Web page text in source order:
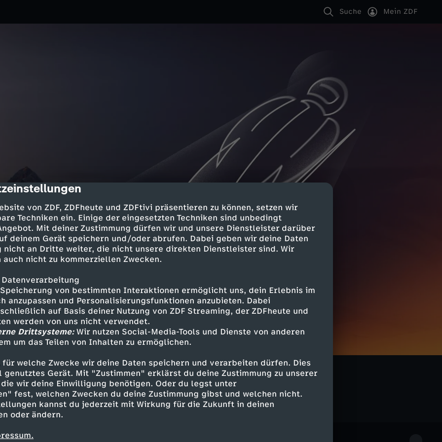
von ZDF, ZDFheute und ZDFtivi präsentieren zu können, setzen wir
Techniken ein. Einige der eingesetzten Techniken sind unbedingt
Mit deiner Zustimmung dürfen wir und unsere Dienstleister darüber
deinem Gerät speichern und/oder abrufen. Dabei geben wir deine Daten
nicht an Dritte weiter, die nicht unsere direkten Dienstleister sind. Wir
nicht zu kommerziellen Zwecken.
von bestimmten Interaktionen ermöglicht uns, dein Erlebnis im
anzupassen und Personalisierungsfunktionen anzubieten. Dabei
auf Basis deiner Nutzung von ZDF Streaming, der ZDFheute und
werden von uns nicht verwendet.
Drittsysteme:Wir nutzen Social-Media-Tools und Dienste von anderen
um das Teilen von Inhalten zu ermöglichen.
für welche Zwecke wir deine Daten speichern und verarbeiten dürfen. Dies
Gerät. Mit "Zustimmen" erklärst du deine Zustimmung zu unserer
wir deine Einwilligung benötigen. Oder du legst unter
fest, welchen Zwecken du deine Zustimmung gibst und welchen nicht.
kannst du jederzeit mit Wirkung für die Zukunft in deinen
oder ändern.
Suche Mein ZDF
ZDF
150 km/h auf ihren Schlitten
liegend und mit den Füßen
informativ Olympia 2026